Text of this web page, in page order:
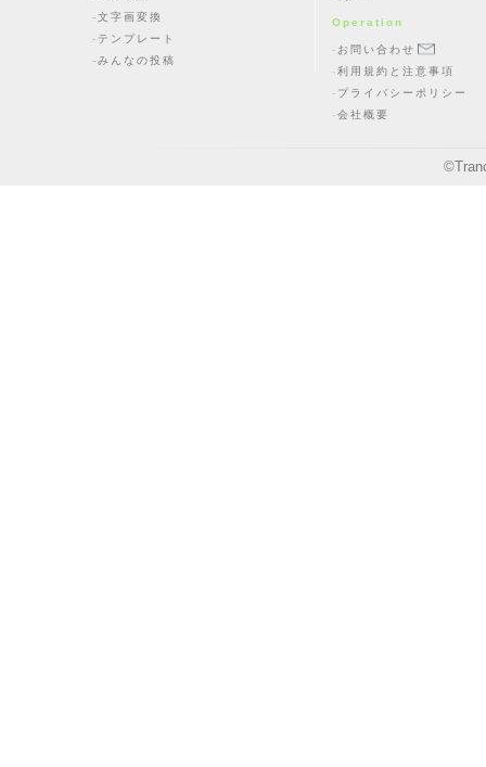
文字画変換
テンプレート
みんなの投稿
Operation
お問い合わせ
利用規約と注意事項
プライバシーポリシー
会社概要
©